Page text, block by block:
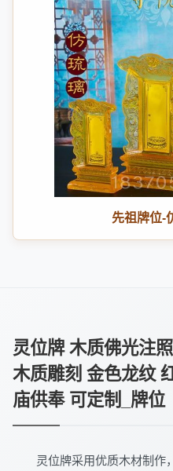
先祖牌位-
灵位牌 木质佛光注
木质雕刻 金色龙纹
庙供奉 可定制_牌位
灵位牌采用优质木材制作